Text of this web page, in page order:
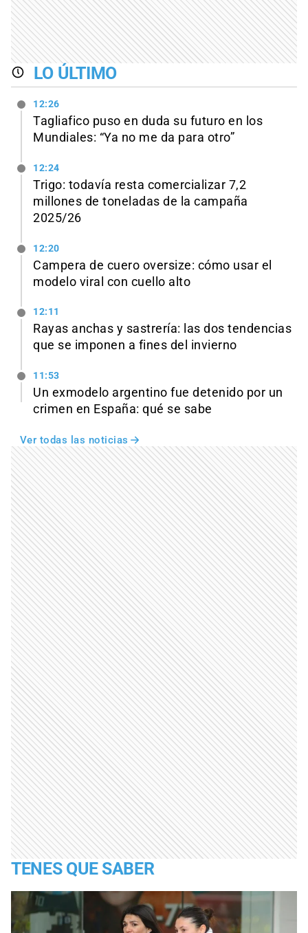
LO ÚLTIMO
12:26
Tagliafico puso en duda su futuro en los
Mundiales: “Ya no me da para otro”
12:24
Trigo: todavía resta comercializar 7,2
millones de toneladas de la campaña
2025/26
12:20
Campera de cuero oversize: cómo usar el
modelo viral con cuello alto
12:11
Rayas anchas y sastrería: las dos tendencias
que se imponen a fines del invierno
11:53
Un exmodelo argentino fue detenido por un
crimen en España: qué se sabe
Ver todas las noticias
TENES QUE SABER